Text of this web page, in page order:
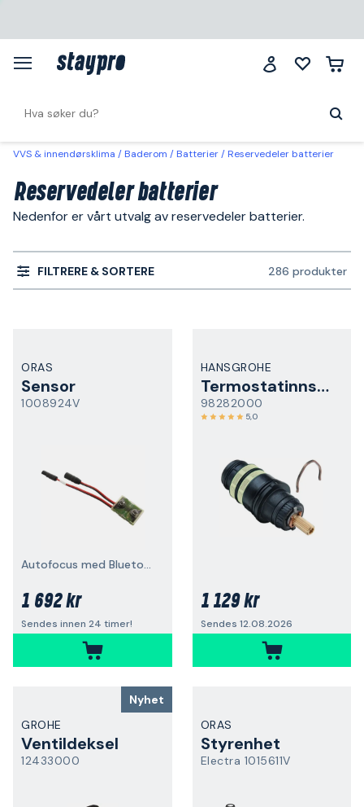
VVS & innendørsklima Baderom Batterier Reservedeler batterier
Reservedeler batterier
Nedenfor er vårt utvalg av reservedeler batterier.
FILTRERE & SORTERE 286 produkter
ORAS
Sensor
1008924V
Autofocus med Bluetooth
1 692 kr
Sendes innen 24 timer!
HANSGROHE
Termostatinnsats
98282000
5,0
1 129 kr
Sendes 12.08.2026
Nyhet
GROHE
Ventildeksel
12433000
ORAS
Styrenhet
Electra 1015611V